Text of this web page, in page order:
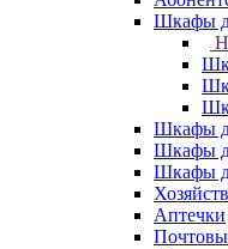
Шкафы
Шкафы
Шкафы
Шкафы
Аптечки